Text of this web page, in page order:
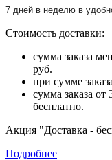
7 дней в неделю в
Стоимость доставки:
сумма заказа
руб.
при сумме
сумма заказа
бесплатно.
Акция "Доставка -
Подробнее